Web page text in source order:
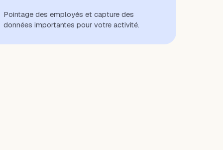
Pointage des employés et capture des
données importantes pour votre activité.